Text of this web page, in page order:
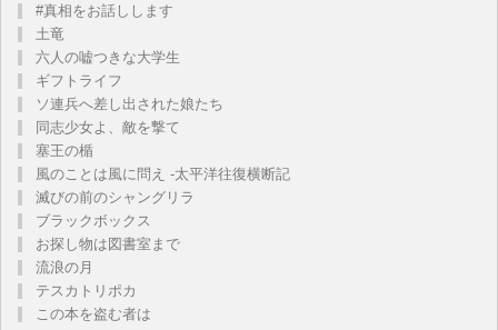
#真相をお話しします
土竜
六人の嘘つきな大学生
ギフトライフ
ソ連兵へ差し出された娘たち
同志少女よ、敵を撃て
塞王の楯
風のことは風に問え -太平洋往復横断記
滅びの前のシャングリラ
ブラックボックス
お探し物は図書室まで
流浪の月
テスカトリポカ
この本を盗む者は